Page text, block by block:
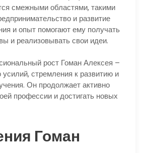
смежными областями, такими
и развитие
и опыт помогают ему получать
и реализовывать свои идеи.
рост Гоман Алексея –
усилий, стремления к развитию и
Он продолжает активно
профессии и достигать новых
Гоман